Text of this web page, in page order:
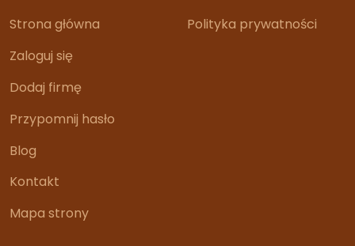
Strona główna
Zaloguj się
Dodaj firmę
Przypomnij hasło
Blog
Kontakt
Mapa strony
Polityka prywatności